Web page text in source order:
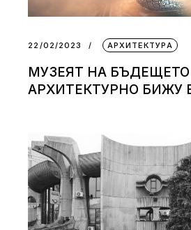
22/02/2023 АРХИТЕКТУРА
МУЗЕЯТ НА БЪДЕЩЕТО
АРХИТЕКТУРНО БИЖУ